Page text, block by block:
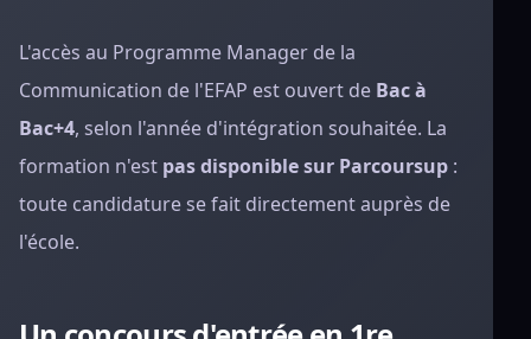
L'accès au Programme Manager de la
Communication de l'EFAP est ouvert de Bac à
Bac+4, selon l'année d'intégration souhaitée. La
formation n'est pas disponible sur Parcoursup :
toute candidature se fait directement auprès de
l'école.